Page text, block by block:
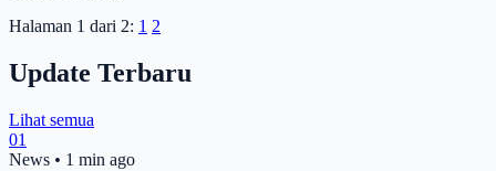
Halaman 1 dari 2: 1 2
Update Terbaru
Lihat semua
01
News • 1 min ago